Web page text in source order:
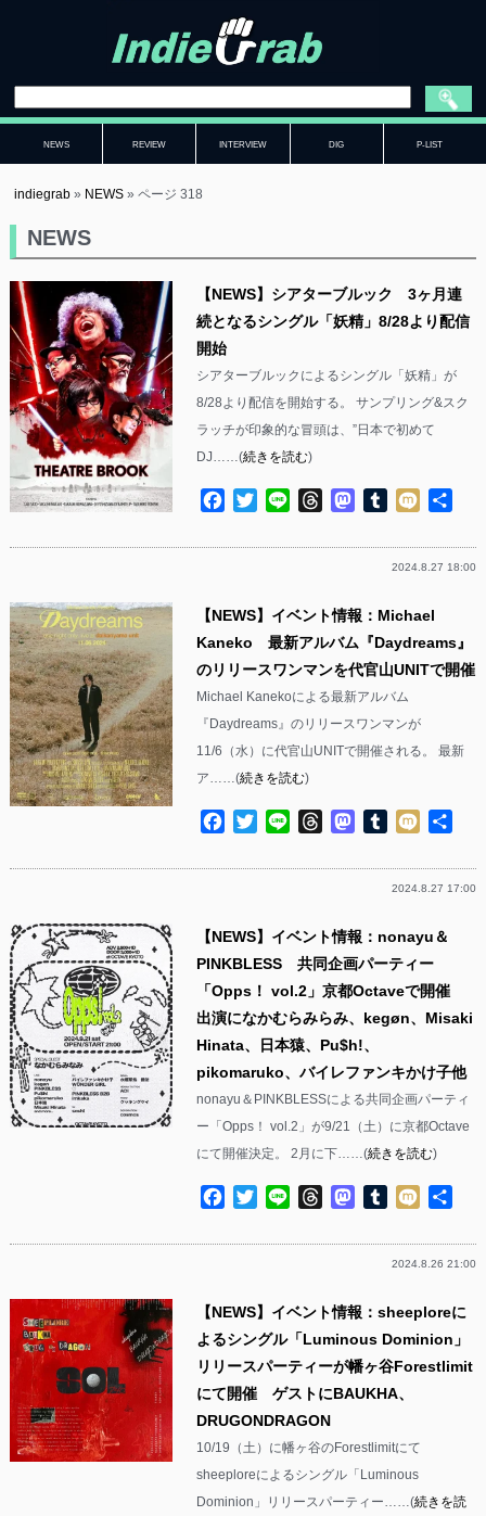
NEWS REVIEW INTERVIEW DIG P-LIST
indiegrab » NEWS »ページ 318
NEWS
【NEWS】シアターブルック 3ヶ月連
続となるシングル「妖精」8/28より配信
開始
シアターブルックによるシングル「妖精」が
8/28より配信を開始する。 サンプリング&スク
ラッチが印象的な冒頭は、”日本で初めて
DJ……(続きを読む)
Facebook
TwitterLine ThreadsMastodon
Tumblr
Mixi
2024.8.27 18:00
【NEWS】イベント情報：Michael
Kaneko 最新アルバム『Daydreams』
のリリースワンマンを代官山UNITで開催
Michael Kanekoによる最新アルバム
『Daydreams』のリリースワンマンが
11/6（水）に代官山UNITで開催される。 最新
ア……(続きを読む)
Facebook
TwitterLine ThreadsMastodon
Tumblr
Mixi
2024.8.27 17:00
【NEWS】イベント情報：nonayu＆
PINKBLESS 共同企画パーティー
「Opps！ vol.2」京都Octaveで開催
出演になかむらみらみ、kegøn、Misaki
Hinata、日本猿、Pu$h!、
pikomaruko、バイレファンキかけ子他
nonayu＆PINKBLESSによる共同企画パーティ
ー「Opps！ vol.2」が9/21（土）に京都Octave
にて開催決定。 2月に下……(続きを読む)
Facebook
TwitterLine ThreadsMastodon
Tumblr
Mixi
2024.8.26 21:00
【NEWS】イベント情報：sheeploreに
よるシングル「Luminous Dominion」
リリースパーティーが幡ヶ谷Forestlimit
にて開催 ゲストにBAUKHA、
DRUGONDRAGON
10/19（土）に幡ヶ谷のForestlimitにて
sheeploreによるシングル「Luminous
Dominion」リリースパーティー……(続きを読